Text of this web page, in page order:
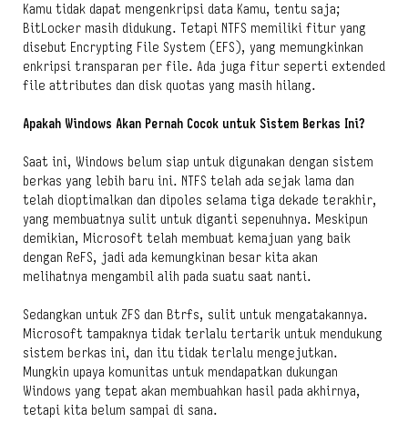
Kamu tidak dapat mengenkripsi data Kamu, tentu saja;
BitLocker masih didukung. Tetapi NTFS memiliki fitur yang
disebut Encrypting File System (EFS), yang memungkinkan
enkripsi transparan per file. Ada juga fitur seperti extended
file attributes dan disk quotas yang masih hilang.
Apakah Windows Akan Pernah Cocok untuk Sistem Berkas Ini?
Saat ini, Windows belum siap untuk digunakan dengan sistem
berkas yang lebih baru ini. NTFS telah ada sejak lama dan
telah dioptimalkan dan dipoles selama tiga dekade terakhir,
yang membuatnya sulit untuk diganti sepenuhnya. Meskipun
demikian, Microsoft telah membuat kemajuan yang baik
dengan ReFS, jadi ada kemungkinan besar kita akan
melihatnya mengambil alih pada suatu saat nanti.
Sedangkan untuk ZFS dan Btrfs, sulit untuk mengatakannya.
Microsoft tampaknya tidak terlalu tertarik untuk mendukung
sistem berkas ini, dan itu tidak terlalu mengejutkan.
Mungkin upaya komunitas untuk mendapatkan dukungan
Windows yang tepat akan membuahkan hasil pada akhirnya,
tetapi kita belum sampai di sana.